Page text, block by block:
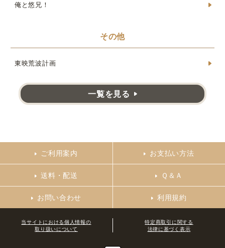
俺と悠兄！
その他
東映荒波計画
一覧を見る
ご利用案内 お支払い方法
送料・配送 Ｑ＆Ａ
お問い合わせ 利用規約
当サイトにおける個人情報の
取り扱いについて
特定商取引に関する
法律に基づく表示